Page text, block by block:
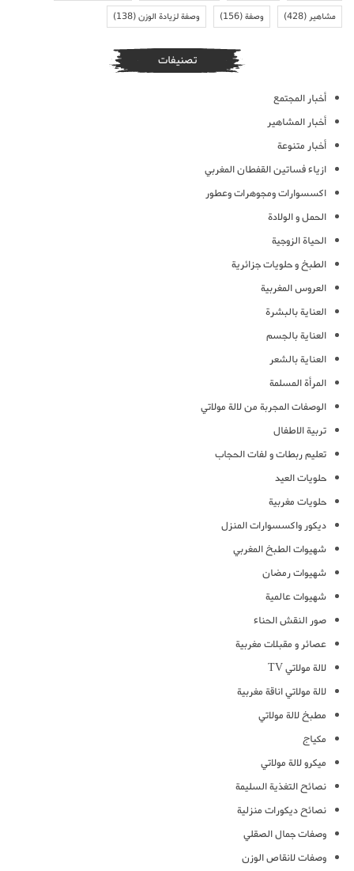
مشاهير(428) وصفة(156) وصفة لزيادة الوزن(138)
تصنيفات
أخبار المجتمع
أخبار المشاهير
أخبار متنوعة
ازياء فساتين القفطان المغربي
اكسسوارات ومجوهرات وعطور
الحمل و الولادة
الحياة الزوجية
الطبخ و حلويات جزائرية
العروس المغربية
العناية بالبشرة
العناية بالجسم
العناية بالشعر
المرأة المسلمة
الوصفات المجربة من لالة مولاتي
تربية الاطفال
تعليم ربطات و لفات الحجاب
حلويات العيد
حلويات مغربية
ديكور واكسسوارات المنزل
شهيوات الطبخ المغربي
شهيوات رمضان
شهيوات عالمية
صور النقش الحناء
عصائر و مقبلات مغربية
لالة مولاتي TV
لالة مولاتي اناقة مغربية
مطبخ لالة مولاتي
مكياج
ميكرو لالة مولاتي
نصائح التغذية السليمة
نصائح ديكورات منزلية
وصفات جمال الصقلي
وصفات لانقاص الوزن